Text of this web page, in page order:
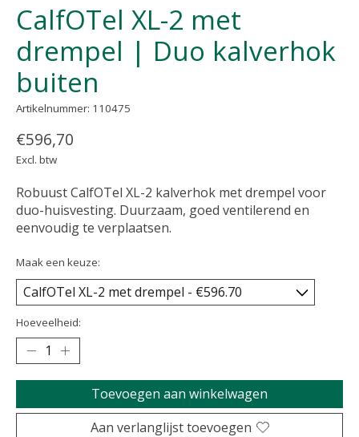
CalfOTel XL-2 met
drempel | Duo kalverhok
buiten
Artikelnummer: 110475
€596,70
Excl. btw
Robuust CalfOTel XL-2 kalverhok met drempel voor
duo-huisvesting. Duurzaam, goed ventilerend en
eenvoudig te verplaatsen.
Maak een keuze:
Hoeveelheid:
Toevoegen aan winkelwagen
Aan verlanglijst toevoegen